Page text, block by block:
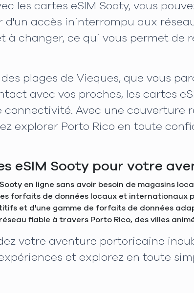
les cartes eSIM Sooty, vous
accès ininterrompu aux
à changer, ce qui vous permet de
plages de Vieques, que vous
avec vos proches, les cartes
connectivité. Avec une couverture
explorer Porto Rico en toute
eSIM Sooty pour votre
en ligne sans avoir besoin de magasins
forfaits de données locaux et internationaux
et d'une gamme de forfaits de données
fiable à travers Porto Rico, des villes
votre aventure portoricaine
et explorez en toute